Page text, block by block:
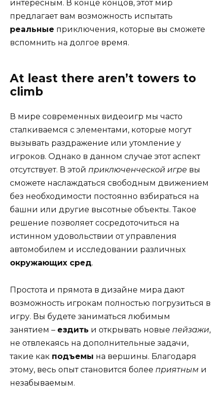
интересным. В конце концов, этот мир
предлагает вам возможность испытать
реальные приключения, которые вы сможете
вспомнить на долгое время.
At least there aren’t towers to
climb
В мире современных видеоигр мы часто
сталкиваемся с элементами, которые могут
вызывать раздражение или утомление у
игроков. Однако в данном случае этот аспект
отсутствует. В этой приключенческой игре вы
сможете наслаждаться свободным движением
без необходимости постоянно взбираться на
башни или другие высотные объекты. Такое
решение позволяет сосредоточиться на
истинном удовольствии от управления
автомобилем и исследовании различных
окружающих сред.
Простота и прямота в дизайне мира дают
возможность игрокам полностью погрузиться в
игру. Вы будете заниматься любимым
занятием – ездить и открывать новые пейзажи,
не отвлекаясь на дополнительные задачи,
такие как подъемы на вершины. Благодаря
этому, весь опыт становится более приятным и
незабываемым.